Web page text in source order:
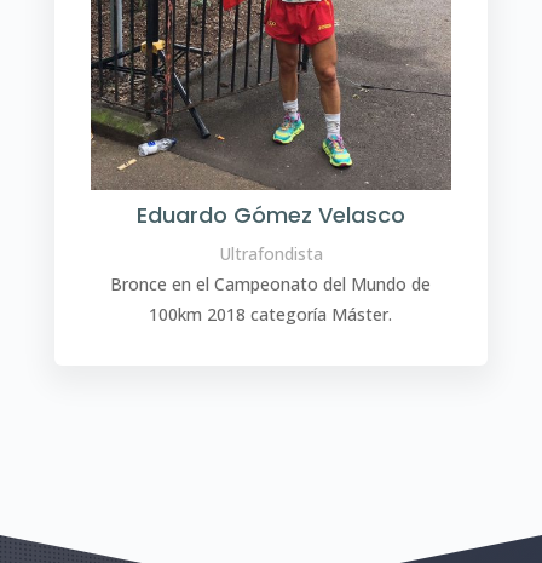
Eduardo Gómez Velasco
Ultrafondista
Bronce en el Campeonato del Mundo de
100km 2018 categoría Máster.